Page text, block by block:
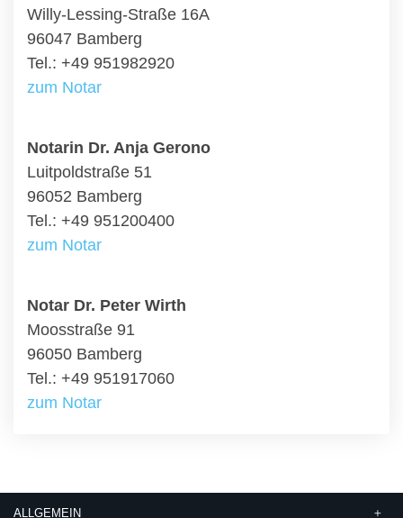
Willy-Lessing-Straße 16A
96047 Bamberg
Tel.: +49 951982920
zum Notar
Notarin Dr. Anja Gerono
Luitpoldstraße 51
96052 Bamberg
Tel.: +49 951200400
zum Notar
Notar Dr. Peter Wirth
Moosstraße 91
96050 Bamberg
Tel.: +49 951917060
zum Notar
ALLGEMEIN